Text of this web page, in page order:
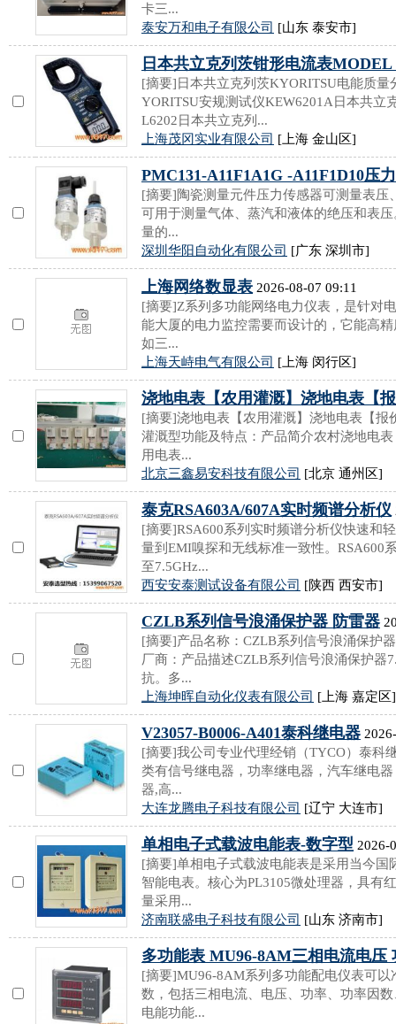
卡三...
泰安万和电子有限公司 [山东 泰安市]
日本共立克列茨钳形电流表MODEL
[摘要]日本共立克列茨KYORITSU电能质
YORITSU安规测试仪KEW6201A日本共立
L6202日本共立克列...
上海茂冈实业有限公司 [上海 金山区]
PMC131-A11F1A1G -A11F1D10压
[摘要]陶瓷测量元件压力传感器可测量表压
可用于测量气体、蒸汽和液体的绝压和表
量的...
深圳华阳自动化有限公司 [广东 深圳市]
上海网络数显表 2026-08-07 09:11
[摘要]Z系列多功能网络电力仪表，是针对
能大厦的电力监控需要而设计的，它能高
如三...
上海天峙电气有限公司 [上海 闵行区]
浇地电表【农用灌溉】浇地电表【
[摘要]浇地电表【农用灌溉】浇地电表【报
灌溉型功能及特点：产品简介农村浇地电
用电表...
北京三鑫易安科技有限公司 [北京 通州区]
泰克RSA603A/607A实时频谱分析仪
[摘要]RSA600系列实时频谱分析仪快速和
量到EMI嗅探和无线标准一致性。RSA600
至7.5GHz...
西安安泰测试设备有限公司 [陕西 西安市]
CZLB系列信号浪涌保护器 防雷器
[摘要]产品名称：CZLB系列信号浪涌保护
厂商：产品描述CZLB系列信号浪涌保护器
抗。多...
上海坤晖自动化仪表有限公司 [上海 嘉定区]
V23057-B0006-A401泰科继电器
[摘要]我公司专业代理经销（TYCO）泰科
类有信号继电器，功率继电器，汽车继电
器,高...
大连龙腾电子科技有限公司 [辽宁 大连市]
单相电子式载波电能表-数字型 2026-
[摘要]单相电子式载波电能表是采用当今国
智能电表。核心为PL3105微处理器，具有
量采用...
济南联盛电子科技有限公司 [山东 济南市]
多功能表 MU96-8AM三相电流电压
[摘要]MU96-8AM系列多功能配电仪表可
数，包括三相电流、电压、功率、功率因
电能功能...